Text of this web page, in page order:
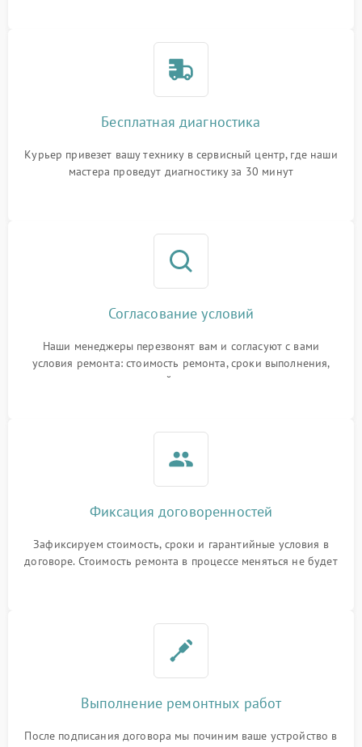
Бесплатная диагностика
Курьер привезет вашу технику в сервисный центр, где наши
мастера проведут диагностику за 30 минут
Согласование условий
Наши менеджеры перезвонят вам и согласуют с вами
условия ремонта: стоимость ремонта, сроки выполнения,
гарантийные условия
Фиксация договоренностей
Зафиксируем стоимость, сроки и гарантийные условия в
договоре. Стоимость ремонта в процессе меняться не будет
Выполнение ремонтных работ
После подписания договора мы починим ваше устройство в